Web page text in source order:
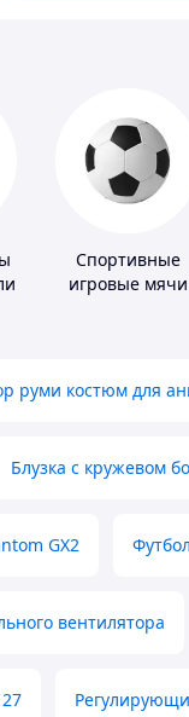
Спортивные
игровые мячи
руми костюм для
Блузка с кружевом
GX2
вентилятора